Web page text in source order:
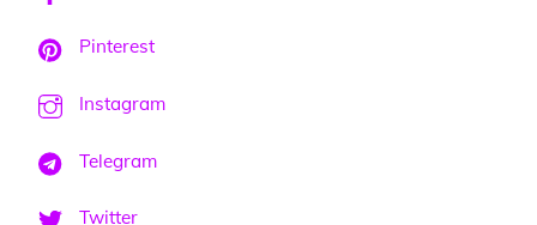
Pinterest
Instagram
Telegram
Twitter